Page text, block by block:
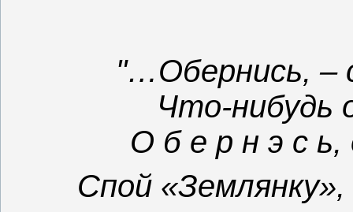
"…Обернись, –
Что-нибудь
О б е р н э с
Спой